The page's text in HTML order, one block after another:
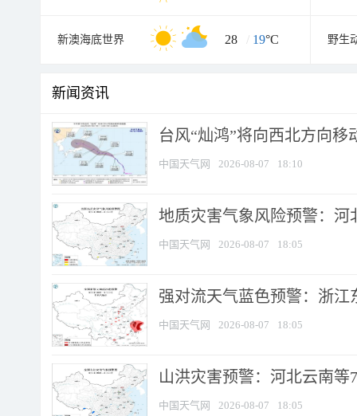
新澳海底世界 28 / 19°C 野生
新闻资讯
台风“灿鸿”将向西北方向移
中国天气网 2026-08-07 18:10
地质灾害气象风险预警：河
中国天气网 2026-08-07 18:05
强对流天气蓝色预警：浙江
中国天气网 2026-08-07 18:05
山洪灾害预警：河北云南
中国天气网 2026-08-07 18:05